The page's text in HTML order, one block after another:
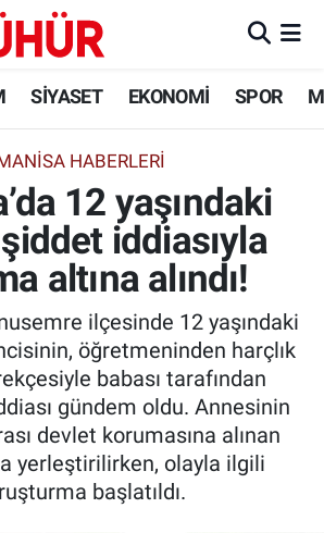
SİYASET EKONOMİ SPOR
HABERLERİ
12 yaşındaki
iddiasıyla
altına alındı!
ilçesinde 12 yaşındaki
öğretmeninden harçlık
babası tarafından
gündem oldu. Annesinin
devlet korumasına alınan
yerleştirilirken, olayla ilgili
başlatıldı.
Eczaneler
Vakitleri
Haritası